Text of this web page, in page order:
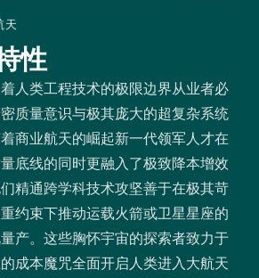
天
性
人类工程技术的极限边界从业者必
质量意识与极其庞大的超复杂系统
商业航天的崛起新一代领军人才在
底线的同时更融入了极致降本增效
精通跨学科技术攻坚善于在极其苛
约束下推动运载火箭或卫星星座的
产。这些胸怀宇宙的探索者致力于
成本魔咒全面开启人类进入大航天